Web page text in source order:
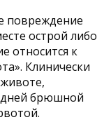
повреждение
острой либо
относится к
Клинически
брюшной